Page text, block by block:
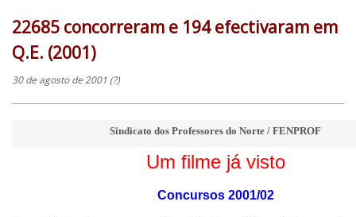
22685 concorreram e 194 efectivaram em
Q.E. (2001)
30 de agosto de 2001 (?)
Sindicato dos Professores do Norte / FENPROF
Um filme já visto
Concursos 2001/02